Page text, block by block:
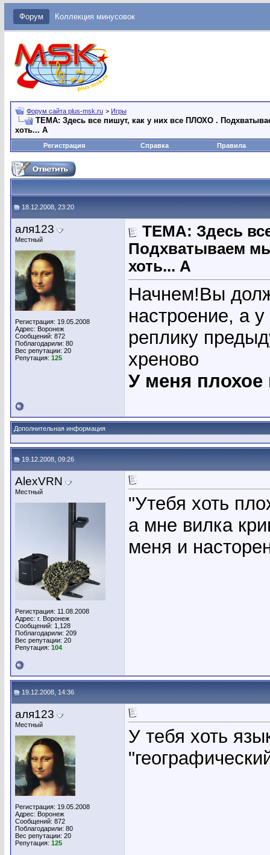
Форум Коллекция минусовок
Форум сайта plus-msk.ru > Игры
ТЕМА: Здесь все пишут, как у них все ПЛОХО .
хоть... А
Регистрация Справка Правила
18.12.2008, 23:20
аля123
Местный
Регистрация: 19.05.2008
Адрес: Воронеж
Сообщений: 872
Поблагодарили: 80
Вес репутации: 20
Репутация: 125
ТЕМА: Здесь
Подхватываем
хоть... А
Начнем!Вы
настроение, а
реплику
хреново
У меня плохое
Дополнительная информация
19.12.2008, 09:26
AlexVRN
Местный
Регистрация: 11.08.2008
Адрес: г. Воронеж
Сообщений: 1,128
Поблагодарили: 209
Вес репутации: 20
Репутация: 104
"Утебя хоть
а мне вилка
меня и
19.12.2008, 14:36
аля123
Местный
Регистрация: 19.05.2008
Адрес: Воронеж
Сообщений: 872
Поблагодарили: 80
Вес репутации: 20
Репутация: 125
У тебя хоть